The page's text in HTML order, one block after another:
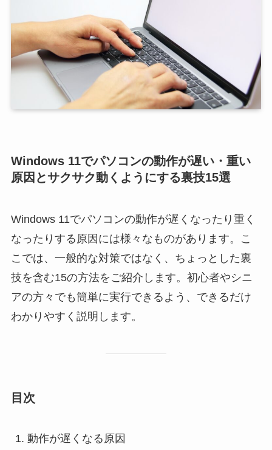
Windows 11でパソコンの動作が遅い・重い
原因とサクサク動くようにする裏技15選
Windows 11でパソコンの動作が遅くなったり重く
なったりする原因には様々なものがあります。こ
こでは、一般的な対策ではなく、ちょっとした裏
技を含む15の方法をご紹介します。初心者やシニ
アの方々でも簡単に実行できるよう、できるだけ
わかりやすく説明します。
目次
動作が遅くなる原因